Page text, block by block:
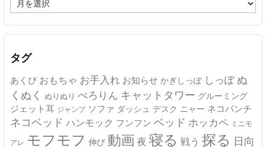
ー
カ
イ
タグ
あくび おもちゃ お手入れ お知らせ かぎしっぽ しっぽ ぬ
くぬく ぬりぬり ぺろりん キャットタワー グルーミング
ジェット耳 ジャンプ ソファ ダッシュ デスク ニャー ネコパンチ
ネコベッド ハンモック フンフン ベッド ホッカペ ミニモ
アレ モフモフ 伸び 動画 夜 寝る 戦う 探る 日向